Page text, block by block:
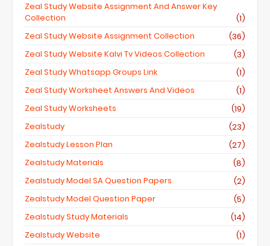
Zeal Study Website Assignment And Answer Key
Collection
(1)
Zeal Study Website Assignment Collection
(36)
Zeal Study Website Kalvi Tv Videos Collection
(3)
Zeal Study Whatsapp Groups Link
(1)
Zeal Study Worksheet Answers And Videos
(1)
Zeal Study Worksheets
(19)
Zealstudy
(23)
Zealstudy Lesson Plan
(27)
Zealstudy Materials
(8)
Zealstudy Model SA Question Papers
(2)
Zealstudy Model Question Paper
(5)
Zealstudy Study Materials
(14)
Zealstudy Website
(1)